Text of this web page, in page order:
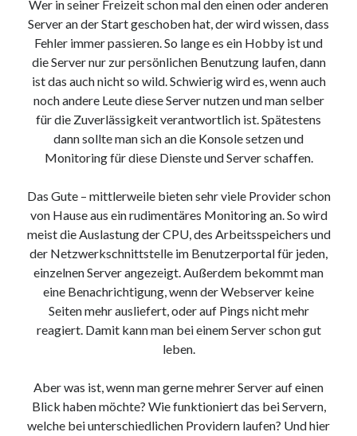
Wer in seiner Freizeit schon mal den einen oder anderen
Server an der Start geschoben hat, der wird wissen, dass
Fehler immer passieren. So lange es ein Hobby ist und
die Server nur zur persönlichen Benutzung laufen, dann
ist das auch nicht so wild. Schwierig wird es, wenn auch
noch andere Leute diese Server nutzen und man selber
für die Zuverlässigkeit verantwortlich ist. Spätestens
dann sollte man sich an die Konsole setzen und
Monitoring für diese Dienste und Server schaffen.
Das Gute – mittlerweile bieten sehr viele Provider schon
von Hause aus ein rudimentäres Monitoring an. So wird
meist die Auslastung der CPU, des Arbeitsspeichers und
der Netzwerkschnittstelle im Benutzerportal für jeden,
einzelnen Server angezeigt. Außerdem bekommt man
eine Benachrichtigung, wenn der Webserver keine
Seiten mehr ausliefert, oder auf Pings nicht mehr
reagiert. Damit kann man bei einem Server schon gut
leben.
Aber was ist, wenn man gerne mehrer Server auf einen
Blick haben möchte? Wie funktioniert das bei Servern,
welche bei unterschiedlichen Providern laufen? Und hier